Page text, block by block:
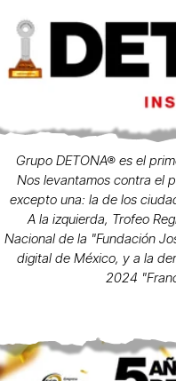
Grupo DETONA® es el
Nos levantamos contra el
excepto una: la de los
A la izquierda, Trofeo
Nacional de la "Fundación
digital de México, y a la
2024